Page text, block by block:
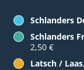
Schlanders
Schlanders
2,50 €
Latsch / Laas